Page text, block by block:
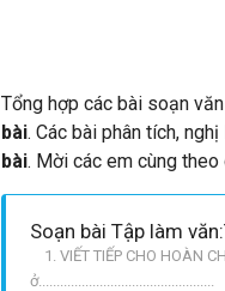
Tổng hợp các bài soạn
bài. Các bài phân tích,
bài. Mời các em cùng theo
Soạn bài Tập làm
1. VIẾT TIẾP CHO HOÀN